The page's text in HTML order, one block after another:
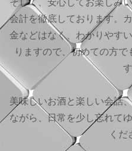
そして、安心してお楽しみ
会計を徹底しております。
金などはなく、わかりやす
りますので、初めての方で
す
美味しいお酒と楽しい会話
ながら、日常を少し忘れて
くだ